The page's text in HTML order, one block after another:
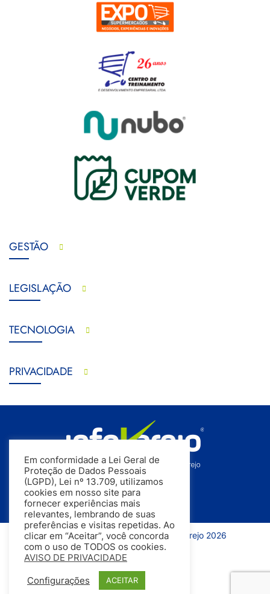
GESTÃO
LEGISLAÇÃO
TECNOLOGIA
PRIVACIDADE
Todos os direitos reservados | InfoVarejo 2026
Em conformidade a Lei Geral de
Proteção de Dados Pessoais
(LGPD), Lei nº 13.709, utilizamos
cookies em nosso site para
fornecer experiências mais
relevantes, lembrando de suas
preferências e visitas repetidas. Ao
clicar em “Aceitar”, você concorda
com o uso de TODOS os cookies.
AVISO DE PRIVACIDADE
Configurações ACEITAR